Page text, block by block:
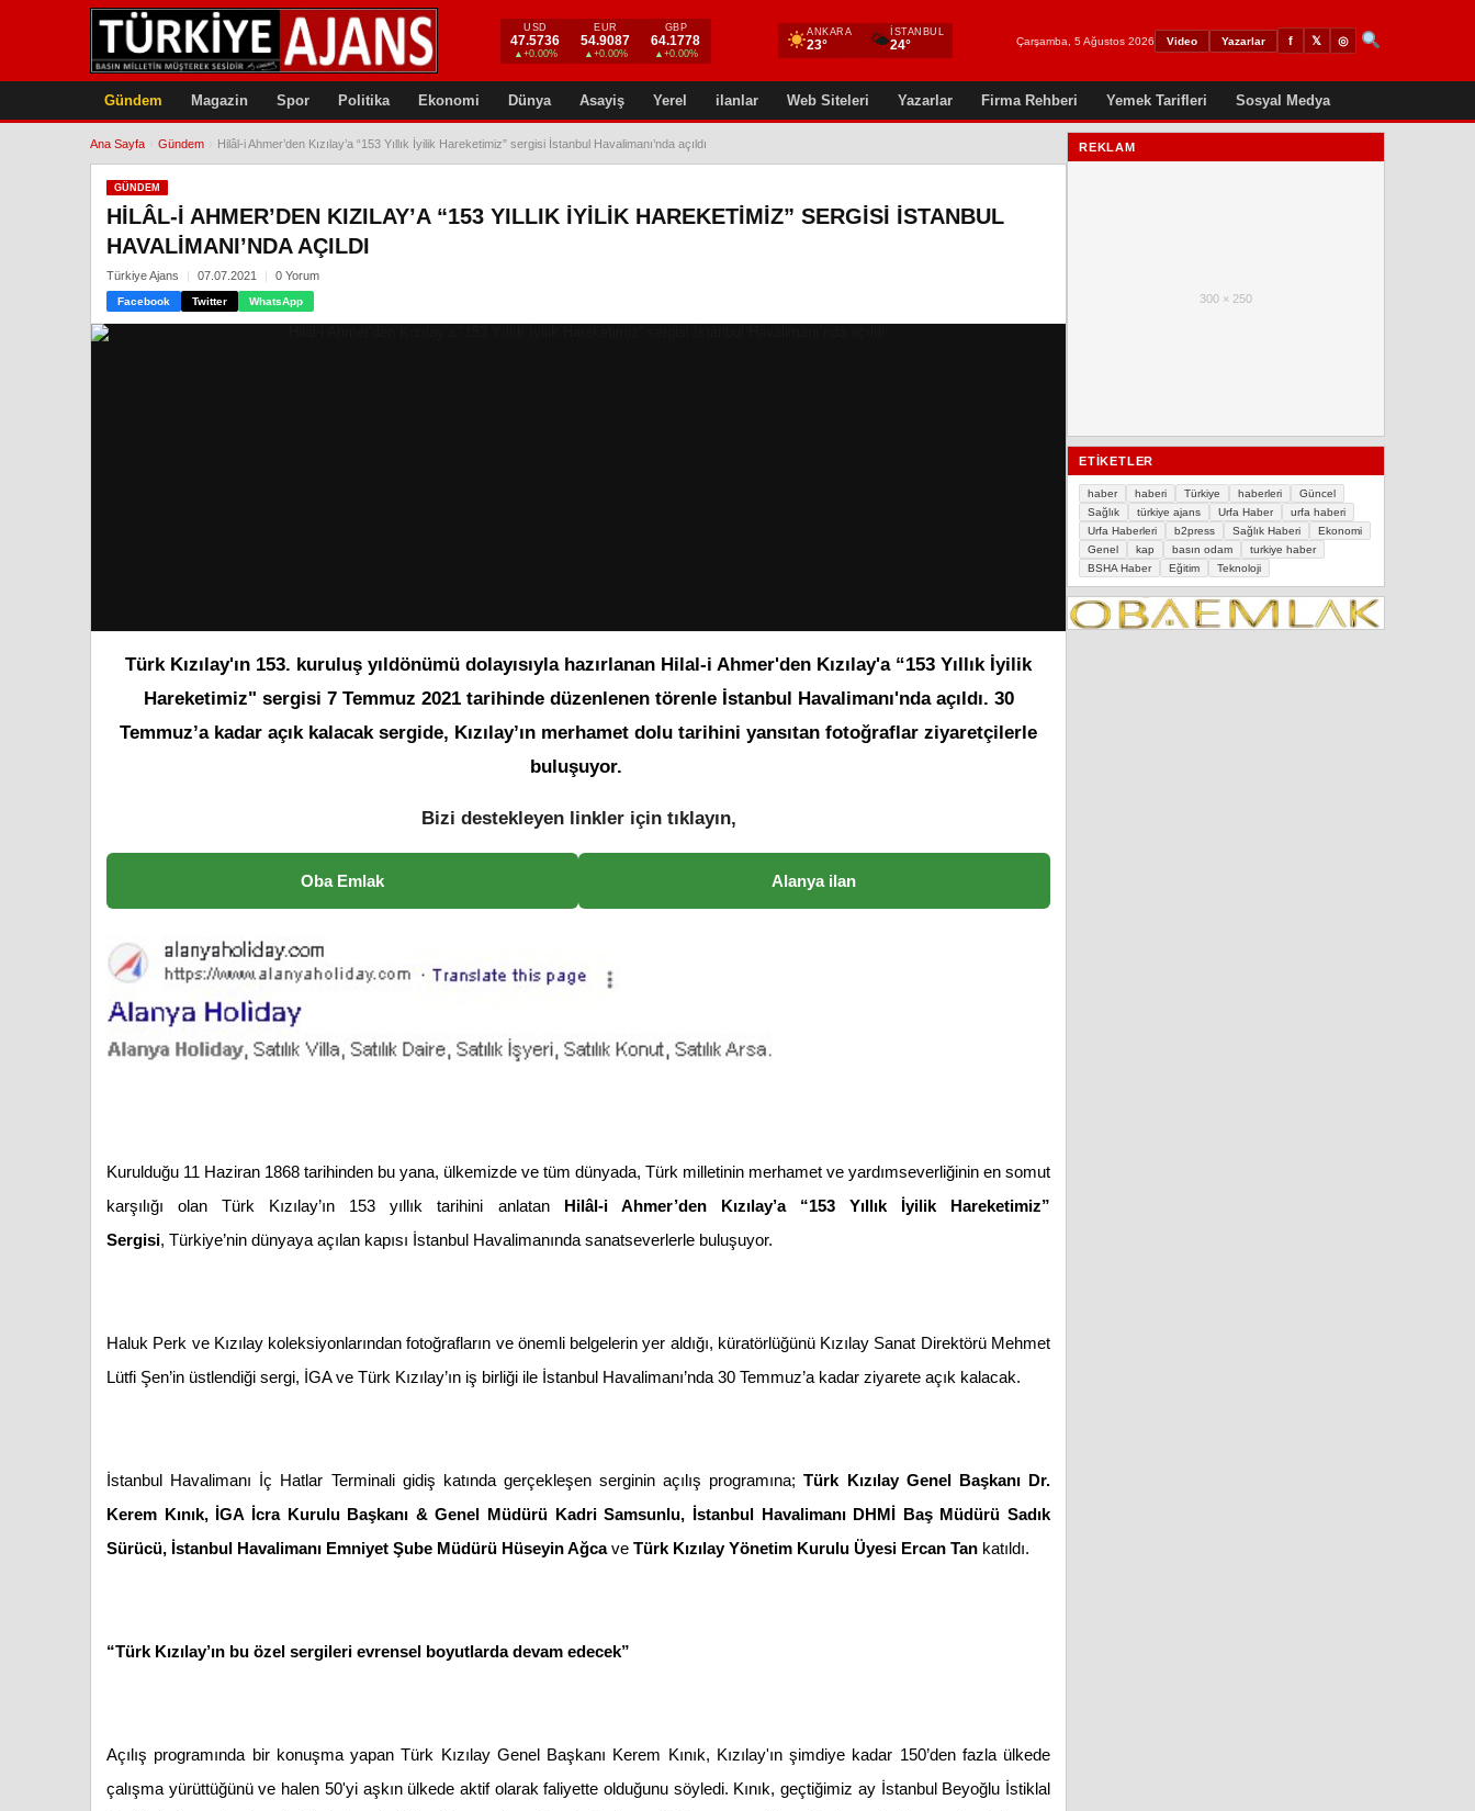
USD
47.5736
▲+0.00%
EUR
54.9087
▲+0.00%
GBP
64.1778
▲+0.00%
ANKARA
23° 🌤 İSTANBUL
24° Çarşamba, 5 Ağustos 2026 Video Yazarlar f 𝕏 ◎
Gündem Magazin Spor Politika Ekonomi Dünya Asayiş Yerel ilanlar Web Siteleri Yazarlar Firma Rehberi Yemek Tarifleri Sosyal Medya
Ana Sayfa Gündem Hilâl-i Ahmer’den Kızılay’a “153 Yıllık İyilik Hareketimiz” sergisi İstanbul Havalimanı’nda açıldı
GÜNDEM
HILÂL-I AHMER’DEN KIZILAY’A “153 YILLIK İYILIK HAREKETIMIZ” SERGISI İSTANBUL
HAVALIMANI’NDA AÇILDI
Türkiye Ajans 07.07.2021 0 Yorum
Facebook Twitter WhatsApp
Türk Kızılay'ın 153. kuruluş yıldönümü dolayısıyla hazırlanan Hilal-i Ahmer'den Kızılay'a “153 Yıllık İyilik
Hareketimiz" sergisi 7 Temmuz 2021 tarihinde düzenlenen törenle İstanbul Havalimanı'nda açıldı. 30
Temmuz’a kadar açık kalacak sergide, Kızılay’ın merhamet dolu tarihini yansıtan fotoğraflar ziyaretçilerle
buluşuyor.
Bizi destekleyen linkler için tıklayın,
Oba Emlak Alanya ilan
Kurulduğu 11 Haziran 1868 tarihinden bu yana, ülkemizde ve tüm dünyada, Türk milletinin merhamet ve yardımseverliğinin en somut
karşılığı olan Türk Kızılay’ın 153 yıllık tarihini anlatan Hilâl-i Ahmer’den Kızılay’a “153 Yıllık İyilik Hareketimiz”
Sergisi, Türkiye’nin dünyaya açılan kapısı İstanbul Havalimanında sanatseverlerle buluşuyor.
Haluk Perk ve Kızılay koleksiyonlarından fotoğrafların ve önemli belgelerin yer aldığı, küratörlüğünü Kızılay Sanat Direktörü Mehmet
Lütfi Şen’in üstlendiği sergi, İGA ve Türk Kızılay’ın iş birliği ile İstanbul Havalimanı’nda 30 Temmuz’a kadar ziyarete açık kalacak.
İstanbul Havalimanı İç Hatlar Terminali gidiş katında gerçekleşen serginin açılış programına;Türk Kızılay Genel Başkanı Dr.
Kerem Kınık, İGA İcra Kurulu Başkanı & Genel Müdürü Kadri Samsunlu, İstanbul Havalimanı DHMİ Baş Müdürü Sadık
Sürücü, İstanbul Havalimanı Emniyet Şube Müdürü Hüseyin Ağcave Türk Kızılay Yönetim Kurulu Üyesi Ercan Tan katıldı.
“Türk Kızılay’ın bu özel sergileri evrensel boyutlarda devam edecek”
Açılış programında bir konuşma yapan Türk Kızılay Genel Başkanı Kerem Kınık, Kızılay'ın şimdiye kadar 150’den fazla ülkede
çalışma yürüttüğünü ve halen 50'yi aşkın ülkede aktif olarak faliyette olduğunu söyledi. Kınık, geçtiğimiz ay İstanbul Beyoğlu İstiklal
REKLAM
300 × 250
ETIKETLER
haber haberi Türkiye haberleri
Güncel
Sağlık
türkiye ajans Urfa Haber
urfa haberi
Urfa Haberleri
b2press Sağlık Haberi
Ekonomi
Genel
kap basın odam
turkiye haber
BSHA Haber
Eğitim Teknoloji